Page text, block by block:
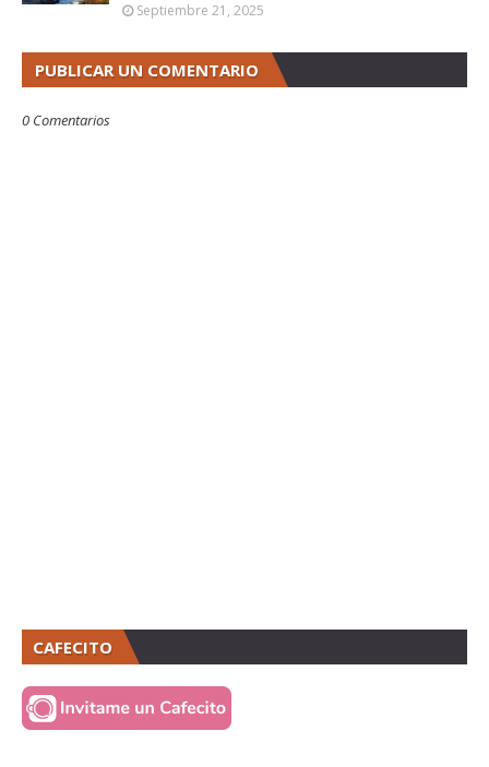
Septiembre 21, 2025
PUBLICAR UN COMENTARIO
0 Comentarios
CAFECITO